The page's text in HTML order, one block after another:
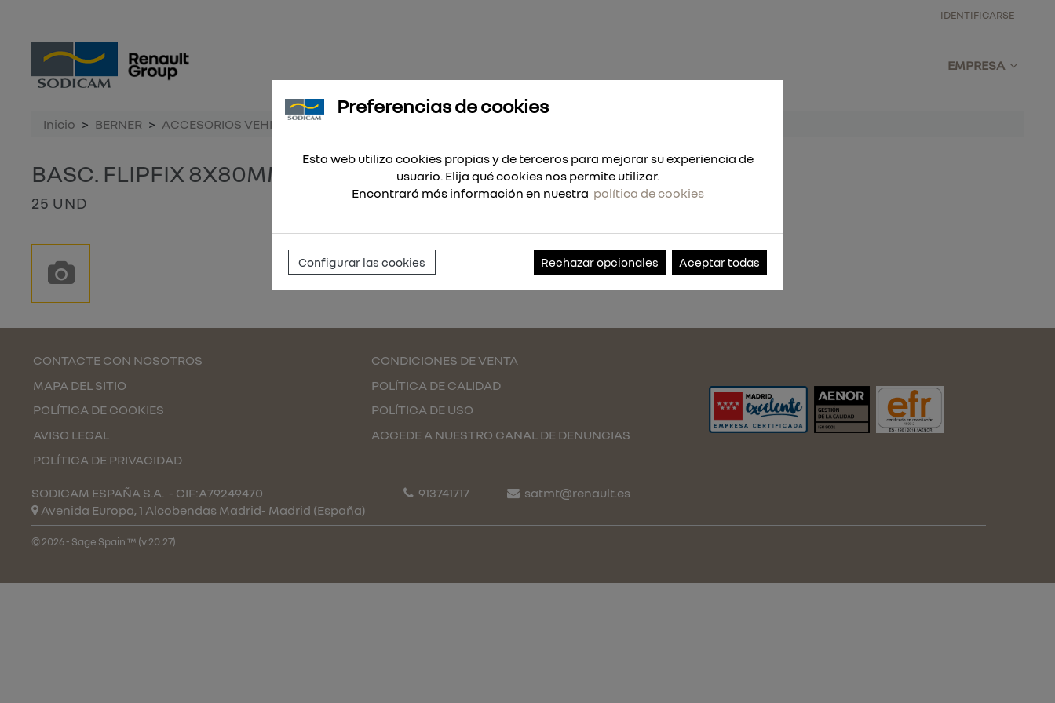
IDENTIFICARSE
EMPRESA
Inicio BERNER ACCESORIOS VEHICULO
BASC. FLIPFIX 8X80MM
25 UND
Referencia:245418-25
CONTACTE CON NOSOTROS
MAPA DEL SITIO
POLÍTICA DE COOKIES
AVISO LEGAL
POLÍTICA DE PRIVACIDAD
CONDICIONES DE VENTA
POLÍTICA DE CALIDAD
POLÍTICA DE USO
ACCEDE A NUESTRO CANAL DE DENUNCIAS
SODICAM ESPAÑA S.A. - CIF:A79249470
Avenida Europa, 1 Alcobendas Madrid- Madrid (España)
913741717 satmt@renault.es
© 2026 - Sage Spain ™ (v.20.27)
Preferencias de cookies
Esta web utiliza cookies propias y de terceros para mejorar su experiencia de
usuario. Elija qué cookies nos permite utilizar.
Encontrará más información en nuestra política de cookies
Configurar las cookies Rechazar opcionales Aceptar todas